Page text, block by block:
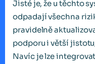
Jisté je, že u těchto
odpadají všechna
pravidelně
podporu i větší
Navíc je lze